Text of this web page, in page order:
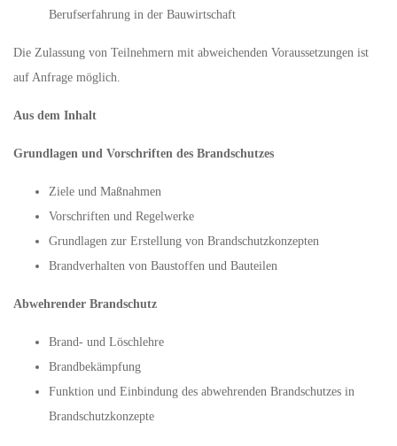
Berufserfahrung in der Bauwirtschaft
Die Zulassung von Teilnehmern mit abweichenden Voraussetzungen ist
auf Anfrage möglich.
Aus dem Inhalt
Grundlagen und Vorschriften des Brandschutzes
Ziele und Maßnahmen
Vorschriften und Regelwerke
Grundlagen zur Erstellung von Brandschutzkonzepten
Brandverhalten von Baustoffen und Bauteilen
Abwehrender Brandschutz
Brand- und Löschlehre
Brandbekämpfung
Funktion und Einbindung des abwehrenden Brandschutzes in
Brandschutzkonzepte